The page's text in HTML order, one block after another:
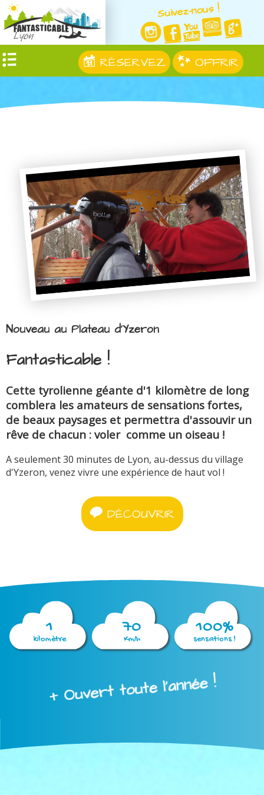
Suivez-nous !
RÉSERVEZ OFFRIR
Nouveau au Plateau d'Yzeron
Fantasticable !
Cette tyrolienne géante d'1 kilomètre de long
comblera les amateurs de sensations fortes,
de beaux paysages et permettra d'assouvir un
rêve de chacun : voler comme un oiseau !
A seulement 30 minutes de Lyon, au-dessus du village
d'Yzeron, venez vivre une expérience de haut vol !
DÉCOUVRIR
1
kilomètre
70
Km/h
100%
sensations !
+ Ouvert toute l'année !